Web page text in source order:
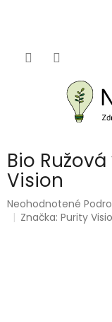
Bio
Vision
Priemerné
hodnotenie
Neohodnotené
Značka:Purity